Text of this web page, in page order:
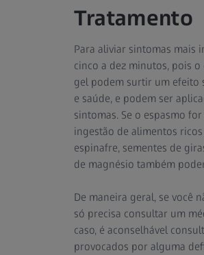
Tratamento
Para aliviar sintomas mais
cinco a dez minutos, pois
gel podem surtir um efeito
e saúde, e podem ser
sintomas. Se o espasmo
ingestão de alimentos
espinafre, sementes de
de magnésio também
De maneira geral, se você
só precisa consultar um
caso, é aconselhável
provocados por alguma